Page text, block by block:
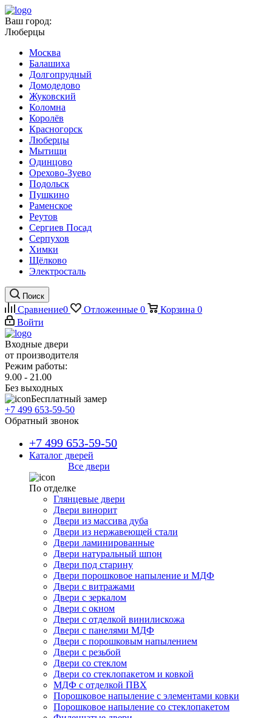
Ваш город:
Люберцы
Москва
Балашиха
Долгопрудный
Домодедово
Жуковский
Коломна
Королёв
Красногорск
Люберцы
Мытищи
Одинцово
Орехово-Зуево
Подольск
Пушкино
Раменское
Реутов
Сергиев Посад
Серпухов
Химки
Щёлково
Электросталь
Поиск
Сравнение0 Отложенные 0 Корзина 0
Войти
Входные двери
от производителя
Режим работы:
9.00 - 21.00
Без выходных
Бесплатный замер
+7 499 653-59-50
Обратный звонок
+7 499 653-59-50
Каталог дверей
Все двери
По отделке
Глянцевые двери
Двери винорит
Двери из массива дуба
Двери из нержавеющей стали
Двери ламинированные
Двери натуральный шпон
Двери под старину
Двери порошковое напыление и МДФ
Двери с витражами
Двери с зеркалом
Двери с окном
Двери с отделкой винилискожа
Двери с панелями МДФ
Двери с порошковым напылением
Двери с резьбой
Двери со стеклом
Двери со стеклопакетом и ковкой
МДФ с отделкой ПВХ
Порошковое напыление с элементами ковки
Порошковое напыление со стеклопакетом